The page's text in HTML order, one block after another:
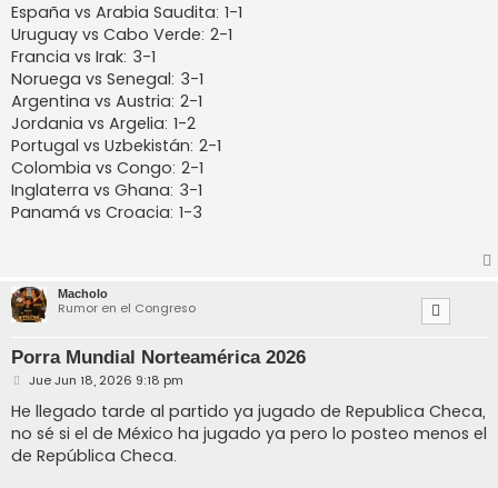
España vs Arabia Saudita: 1-1
Uruguay vs Cabo Verde: 2-1
Francia vs Irak: 3-1
Noruega vs Senegal: 3-1
Argentina vs Austria: 2-1
Jordania vs Argelia: 1-2
Portugal vs Uzbekistán: 2-1
Colombia vs Congo: 2-1
Inglaterra vs Ghana: 3-1
Panamá vs Croacia: 1-3
Macholo
Rumor en el Congreso
Porra Mundial Norteamérica 2026
M
n
s
a
j
e
Jue Jun 18, 2026 9:18 pm
He llegado tarde al partido ya jugado de Republica Checa,
no sé si el de México ha jugado ya pero lo posteo menos el
de República Checa.